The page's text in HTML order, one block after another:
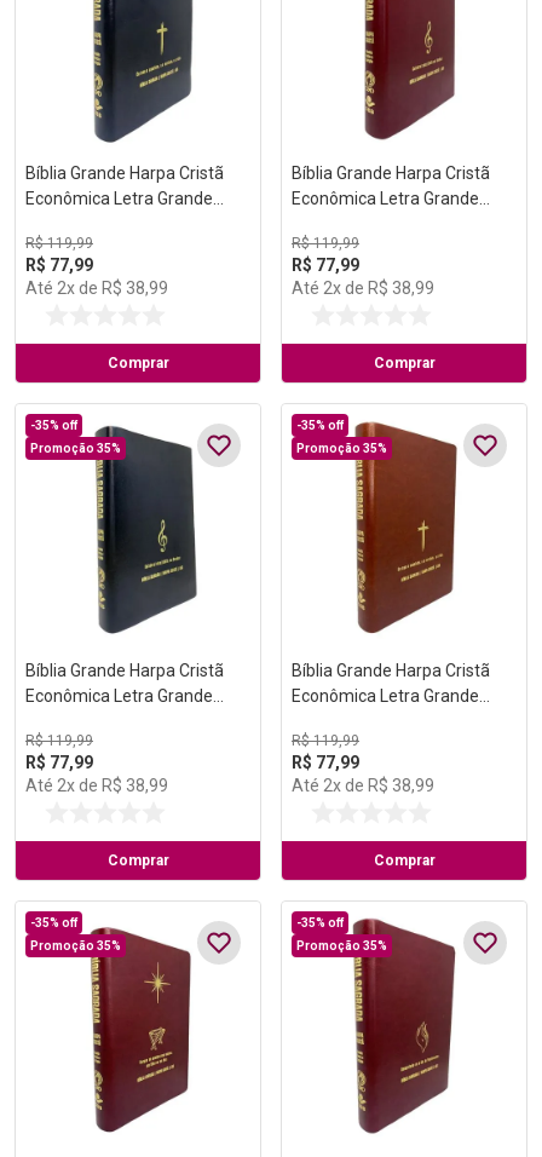
Bíblia Grande Harpa Cristã
Econômica Letra Grande
R$ 119,99
R$ 77,99
Até 2x de R$ 38,99
Comprar
Bíblia Grande Harpa Cristã
Econômica Letra Grande
R$ 119,99
R$ 77,99
Até 2x de R$ 38,99
Comprar
-35% off
Promoção 35%
Bíblia Grande Harpa Cristã
Econômica Letra Grande
R$ 119,99
R$ 77,99
Até 2x de R$ 38,99
Comprar
-35% off
Promoção 35%
Bíblia Grande Harpa Cristã
Econômica Letra Grande
R$ 119,99
R$ 77,99
Até 2x de R$ 38,99
Comprar
-35% off
Promoção 35%
-35% off
Promoção 35%